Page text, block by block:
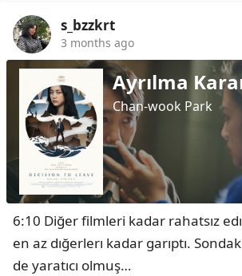
s_bzzkrt
3 months ago
Ayrılma
Chan-wook Park
6:10 Diğer filmleri kadar rahatsız
en az dığerlerı kadar garıptı.
de yaratıcı olmuş…